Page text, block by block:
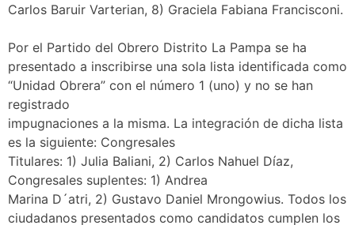
Carlos Baruir Varterian, 8) Graciela Fabiana Francisconi.
Por el Partido del Obrero Distrito La Pampa se ha
presentado a inscribirse una sola lista identificada como
“Unidad Obrera” con el número 1 (uno) y no se han
registrado
impugnaciones a la misma. La integración de dicha lista
es la siguiente: Congresales
Titulares: 1) Julia Baliani, 2) Carlos Nahuel Díaz,
Congresales suplentes: 1) Andrea
Marina D´atri, 2) Gustavo Daniel Mrongowius. Todos los
ciudadanos presentados como candidatos cumplen los